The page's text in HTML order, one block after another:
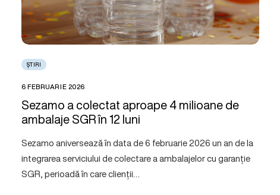
ȘTIRI
6 FEBRUARIE 2026
Sezamo a colectat aproape 4 milioane de
ambalaje SGR în 12 luni
Sezamo aniversează în data de 6 februarie 2026 un an de la
integrarea serviciului de colectare a ambalajelor cu garanție
SGR, perioadă în care clienții…